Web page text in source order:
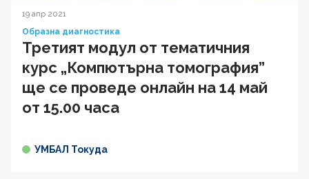
19 апр 2021
Образна диагностика
Третият модул от тематичния
курс „Компютърна томография”
ще се проведе онлайн на 14 май
от 15.00 часа
УМБАЛ Токуда